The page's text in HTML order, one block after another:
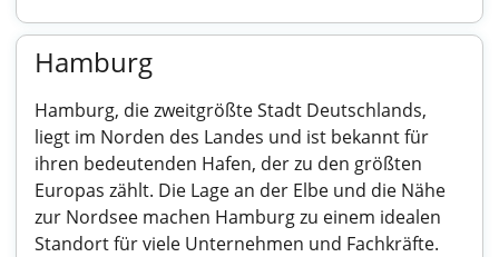
Hamburg
Hamburg, die zweitgrößte Stadt Deutschlands,
liegt im Norden des Landes und ist bekannt für
ihren bedeutenden Hafen, der zu den größten
Europas zählt. Die Lage an der Elbe und die Nähe
zur Nordsee machen Hamburg zu einem idealen
Standort für viele Unternehmen und Fachkräfte.